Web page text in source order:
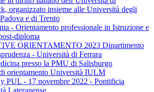
organizzato insieme alle Università degli
e di Trento
- Orientamento professionale in Istruzione e
diploma
ORIENTAMENTO 2023 Dipartimento
- Università di Ferrara
presso la PMU di Salisburgo
orientamento Università IULM
PUL - 17 novembre 2022 - Pontificia